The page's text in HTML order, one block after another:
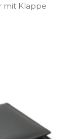
mit Klappe